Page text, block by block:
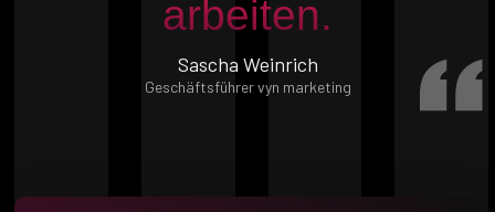
arbeiten.
Sascha Weinrich
Geschäftsführer vyn marketing